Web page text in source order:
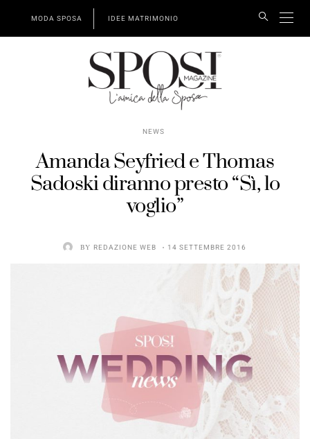
MODA SPOSA IDEE MATRIMONIO
NEWS
Amanda Seyfried e Thomas
Sadoski diranno presto “Sì, lo
voglio”
BY REDAZIONE WEB 14 SETTEMBRE 2016